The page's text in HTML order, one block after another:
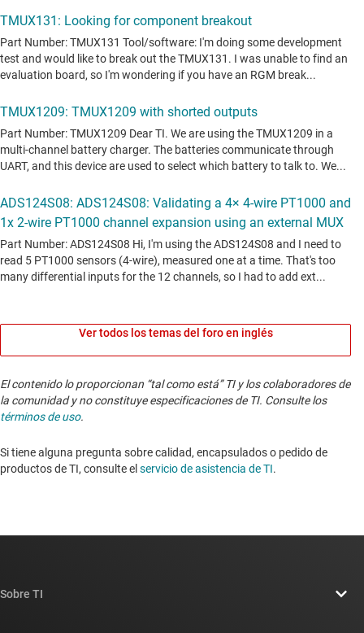
Ver todos los temas del foro en inglés
El contenido lo proporcionan “tal como está” TI y los colaboradores de
la comunidad y no constituye especificaciones de TI. Consulte los
términos de uso.
Si tiene alguna pregunta sobre calidad, encapsulados o pedido de
productos de TI, consulte el servicio de asistencia de TI. ​​​​​​​​​​​​​​
Sobre TI